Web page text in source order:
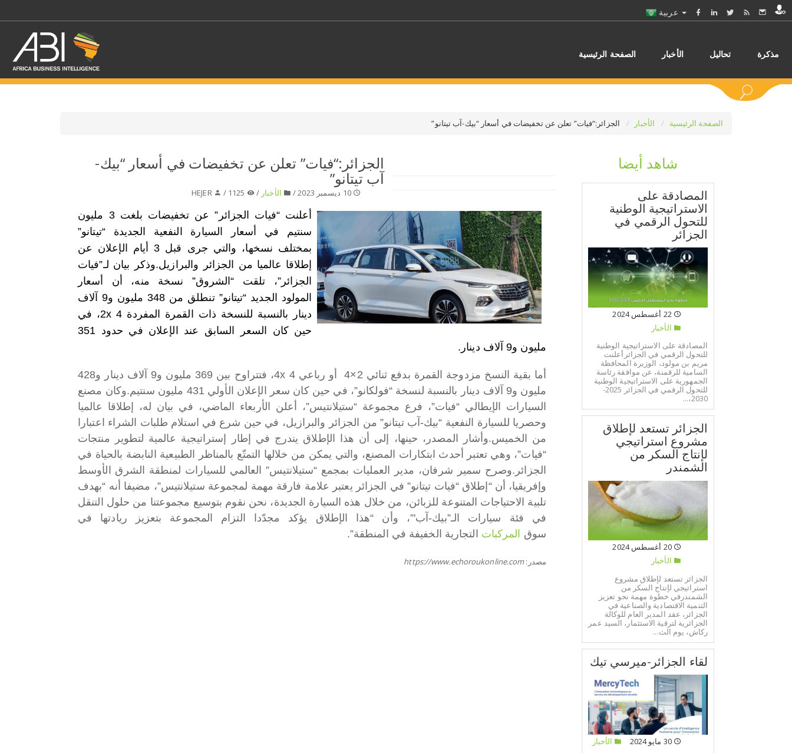
الصفحة الرئيسية الأخبار تحاليل مذكرة
اختر قطاع / القطاعات
حدد الفئة
الصفحة الرئيسية الأخبار الجزائر:“فيات” تعلن عن تخفيضات في أسعار “بيك-آب تيتانو”
الجزائر:“فيات” تعلن عن تخفيضات في أسعار “بيك-
آب تيتانو”
10 ديسمبر 2023 / الأخبار /
أعلنت “فيات الجزائر” عن تخفيضات بلغت 3 مليون
سنتيم في أسعار السيارة النفعية الجديدة “تيتانو”
بمختلف نسخها، والتي جرى قبل 3 أيام الإعلان عن
إطلاقا عالميا من الجزائر والبرازيل.وذكر بيان لـ”فيات
الجزائر”، تلقت “الشروق” نسخة منه، أن أسعار
المولود الجديد “تيتانو” تنطلق من 348 مليون و9 آلاف
دينار بالنسبة للنسخة ذات القمرة المفردة 2x 4، في
حين كان السعر السابق عند الإعلان في حدود 351
مليون و9 آلاف دينار.
أما بقية النسخ مزدوجة القمرة بدفع ثنائي 2×4 أو رباعي 4x 4، فتتراوح بين 369 مليون و9 آلاف دينار و428
مليون و9 آلاف دينار بالنسبة لنسخة “فولكانو”، في حين كان سعر الإعلان الأولي 431 مليون سنتيم.
وكان مصنع
السيارات الإيطالي “فيات”، فرع مجموعة “ستيلانتيس”، أعلن الأربعاء الماضي، في بيان له، إطلاقا عالميا
وحصريا للسيارة النفعية “بيك-آب تيتانو” من الجزائر والبرازيل، في حين شرع في استلام طلبات الشراء اعتبارا
من الخميس.وأشار المصدر، حينها، إلى أن هذا الإطلاق يندرج في إطار إستراتيجية عالمية لتطوير منتجات
“فيات”، وهي تعتبر أحدث ابتكارات المصنع، والتي يمكن من خلالها التمتّع بالمناظر الطبيعية النابضة بالحياة في
الجزائر.وصرح سمير شرفان، مدير العمليات بمجمع “ستيلانتيس” العالمي للسيارات لمنطقة الشرق الأوسط
وإفريقيا، أن “إطلاق “فيات تيتانو” في الجزائر يعتبر علامة فارقة مهمة لمجموعة ستيلانتيس”، مضيفا أنه “بهدف
تلبية الاحتياجات المتنوعة للزبائن، من خلال هذه السيارة الجديدة، نحن نقوم بتوسيع مجموعتنا من حلول التنقل
في فئة سيارات الـ”بيك-آب'”، وأن “هذا الإطلاق يؤكد مجدّدا التزام المجموعة بتعزيز ريادتها في
سوق المركبات التجارية الخفيفة في المنطقة”.
مصدر:https://www.echoroukonline.com
شاهد أيضا
المصادقة على
الاستراتيجية الوطنية
للتحول الرقمي في
الجزائر
22 أغسطس 2024
الأخبار
المصادقة على الاستراتيجية الوطنية
للتحول الرقمي في الجزائرأعلنت
مريم بن مولود، الوزيرة المحافظة
السامية للرقمنة، عن موافقة رئاسة
الجمهورية على الاستراتيجية الوطنية
للتحول الرقمي في الجزائر 2025-
2030،...
الجزائر تستعد لإطلاق
مشروع استراتيجي
لإنتاج السكر من
الشمندر
20 أغسطس 2024
الأخبار
الجزائر تستعد لإطلاق مشروع
استراتيجي لإنتاج السكر من
الشمندرفي خطوة مهمة نحو تعزيز
التنمية الاقتصادية والصناعية في
الجزائر، عقد المدير العام للوكالة
الجزائرية لترقية الاستثمار، السيد عمر
ركاش، يوم الث...
لقاء الجزائر-ميرسي تيك
30 مايو 2024
الأخبار